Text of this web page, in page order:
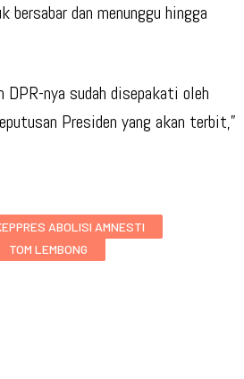
dan menunggu hingga
DPR-nya sudah disepakati oleh
Presiden yang akan terbit,”
ABOLISI AMNESTI
TOM LEMBONG